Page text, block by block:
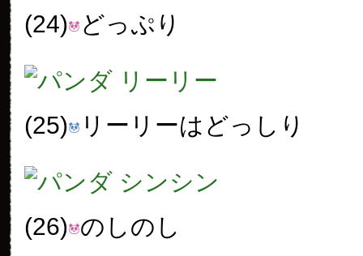
(24) どっぷり
(25) リーリーはどっしり
(26) のしのし